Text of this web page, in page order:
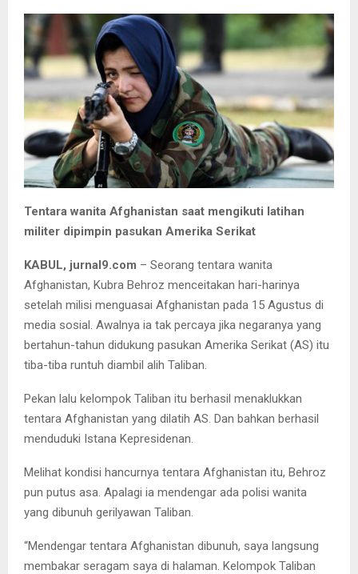
Tentara wanita Afghanistan saat mengikuti latihan
militer dipimpin pasukan Amerika Serikat
KABUL, jurnal9.com – Seorang tentara wanita
Afghanistan, Kubra Behroz menceitakan hari-harinya
setelah milisi menguasai Afghanistan pada 15 Agustus di
media sosial. Awalnya ia tak percaya jika negaranya yang
bertahun-tahun didukung pasukan Amerika Serikat (AS) itu
tiba-tiba runtuh diambil alih Taliban.
Pekan lalu kelompok Taliban itu berhasil menaklukkan
tentara Afghanistan yang dilatih AS. Dan bahkan berhasil
menduduki Istana Kepresidenan.
Melihat kondisi hancurnya tentara Afghanistan itu, Behroz
pun putus asa. Apalagi ia mendengar ada polisi wanita
yang dibunuh gerilyawan Taliban.
“Mendengar tentara Afghanistan dibunuh, saya langsung
membakar seragam saya di halaman. Kelompok Taliban